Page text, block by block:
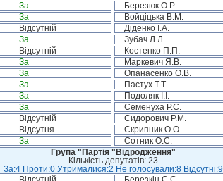
За Березюк О.Р.
За Войціцька В.М.
Відсутній Діденко І.А.
За Зубач Л.Л.
Відсутній Костенко П.П.
За Маркевич Я.В.
За Опанасенко О.В.
За Пастух Т.Т.
За Подоляк І.І.
За Семенуха Р.С.
Відсутній Сидорович Р.М.
Відсутня Скрипник О.О.
За Сотник О.С.
Група "Партія "Відродження"
Кількість депутатів: 23
За:4 Проти:0 Утрималися:2 Не голосували:8 Відсутні:9